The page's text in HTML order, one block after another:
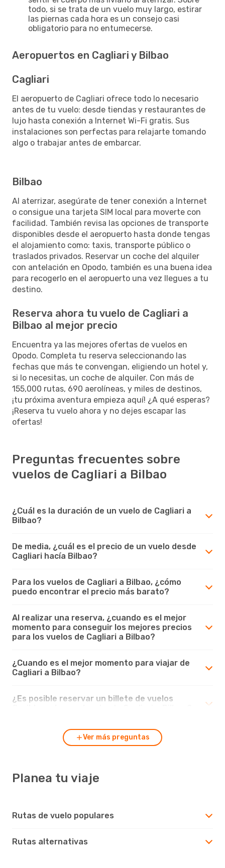
todo, si se trata de un vuelo muy largo, estirar
las piernas cada hora es un consejo casi
obligatorio para no entumecerse.
Aeropuertos en Cagliari y Bilbao
Cagliari
El aeropuerto de Cagliari ofrece todo lo necesario
antes de tu vuelo: desde tiendas y restaurantes de
lujo hasta conexión a Internet Wi-Fi gratis. Sus
instalaciones son perfectas para relajarte tomando
algo o trabajar antes de embarcar.
Bilbao
Al aterrizar, asegúrate de tener conexión a Internet
o consigue una tarjeta SIM local para moverte con
facilidad. También revisa las opciones de transporte
disponibles desde el aeropuerto hasta donde tengas
el alojamiento como: taxis, transporte público o
traslados privados. Reservar un coche del alquiler
con antelación en Opodo, también es una buena idea
para recogerlo en el aeropuerto una vez llegues a tu
destino.
Reserva ahora tu vuelo de Cagliari a
Bilbao al mejor precio
Encuentra ya las mejores ofertas de vuelos en
Opodo. Completa tu reserva seleccionando las
fechas que más te convengan, eligiendo un hotel y,
si lo necesitas, un coche de alquiler. Con más de
155,000 rutas, 690 aerolíneas, y miles de destinos,
¡tu próxima aventura empieza aquí! ¿A qué esperas?
¡Reserva tu vuelo ahora y no dejes escapar las
ofertas!
Preguntas frecuentes sobre
vuelos de Cagliari a Bilbao
¿Cuál es la duración de un vuelo de Cagliari a
Bilbao?
De media, ¿cuál es el precio de un vuelo desde
Cagliari hacía Bilbao?
Para los vuelos de Cagliari a Bilbao, ¿cómo
puedo encontrar el precio más barato?
Al realizar una reserva, ¿cuando es el mejor
momento para conseguir los mejores precios
para los vuelos de Cagliari a Bilbao?
¿Cuando es el mejor momento para viajar de
Cagliari a Bilbao?
¿Es posible reservar un billete de vuelos
Ver más preguntas
Planea tu viaje
Rutas de vuelo populares
Rutas alternativas